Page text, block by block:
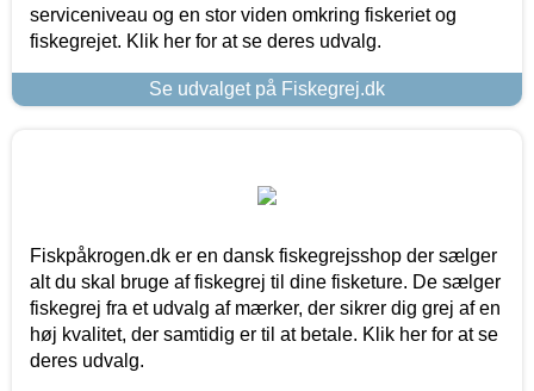
serviceniveau og en stor viden omkring fiskeriet og
fiskegrejet. Klik her for at se deres udvalg.
Se udvalget på Fiskegrej.dk
Fiskpåkrogen.dk er en dansk fiskegrejsshop der sælger
alt du skal bruge af fiskegrej til dine fisketure. De sælger
fiskegrej fra et udvalg af mærker, der sikrer dig grej af en
høj kvalitet, der samtidig er til at betale. Klik her for at se
deres udvalg.